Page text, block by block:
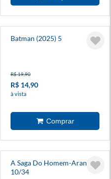
Batman (2025) 5
R$ 19,90
R$ 14,90
à vista
A Saga Do Homem-Aranha
10/34